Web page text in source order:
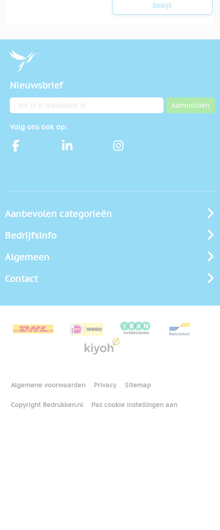
Bekijk
Nieuwsbrief
E-mailadres Aanmelden
Volg ons ook op:
Aanbevolen categorieën
Bedrijfsinfo
Algemeen
Contact
Algemene voorwaarden Privacy Sitemap
Copyright Bedrukken.nl Pas cookie instellingen aan